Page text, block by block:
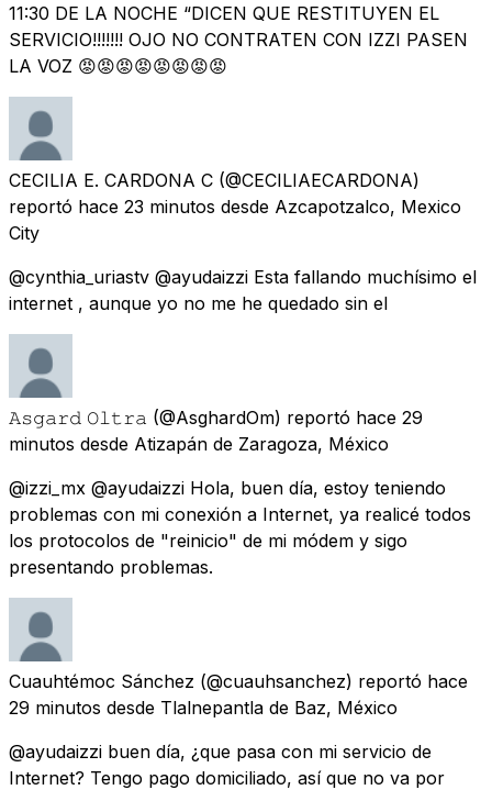
11:30 DE LA NOCHE “DICEN QUE RESTITUYEN EL
SERVICIO!!!!!!! OJO NO CONTRATEN CON IZZI PASEN
LA VOZ 😡😡😡😡😡😡😡😡
CECILIA E. CARDONA C (@CECILIAECARDONA)
reportó hace 23 minutos desde Azcapotzalco, Mexico
City
@cynthia_uriastv @ayudaizzi Esta fallando muchísimo el
internet , aunque yo no me he quedado sin el
𝙰𝚜𝚐𝚊𝚛𝚍 𝙾𝚕𝚝𝚛𝚊 (@AsghardOm) reportó hace 29
minutos desde Atizapán de Zaragoza, México
@izzi_mx @ayudaizzi Hola, buen día, estoy teniendo
problemas con mi conexión a Internet, ya realicé todos
los protocolos de "reinicio" de mi módem y sigo
presentando problemas.
Cuauhtémoc Sánchez (@cuauhsanchez) reportó hace
29 minutos desde Tlalnepantla de Baz, México
@ayudaizzi buen día, ¿que pasa con mi servicio de
Internet? Tengo pago domiciliado, así que no va por